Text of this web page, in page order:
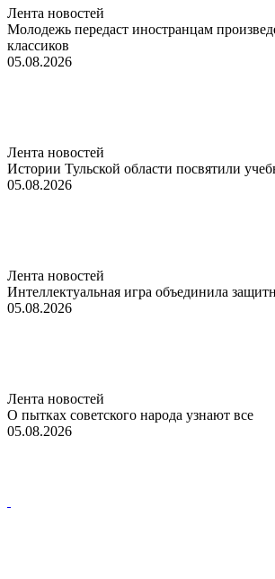
Лента новостей
Молодежь передаст иностранцам
классиков
05.08.2026
Лента новостей
Истории Тульской области посвятили
05.08.2026
Лента новостей
Интеллектуальная игра объединила
05.08.2026
Лента новостей
О пытках советского народа узнают все
05.08.2026